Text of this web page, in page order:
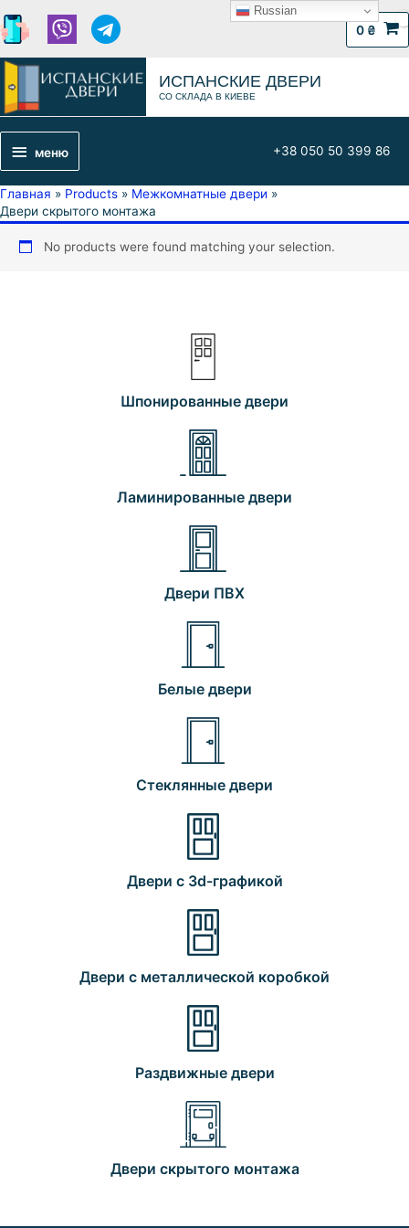
0 ₴
ИСПАНСКИЕ ДВЕРИ
СО СКЛАДА В КИЕВЕ
меню +38 050 50 399 86
Главная Products
Межкомнатные двери
Двери скрытого монтажа
Шпонированные двери
Ламинированные двери
Двери ПВХ
Белые двери
Стеклянные двери
Двери с 3d-графикой
Двери с металлической коробкой
Раздвижные двери
Двери скрытого монтажа
No products were found matching your selection.
Russian